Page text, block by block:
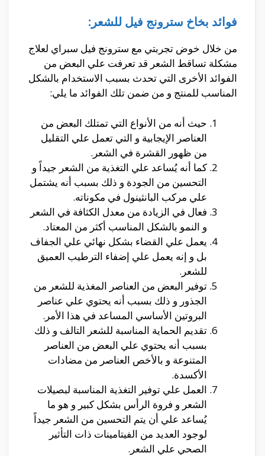
فوائد بخاخ سترونج فيل للشعر:
من خلال خوض تجربتي مع سترونج فيل سبراي لعلاج
مشكلة تساقط الشعر قد تعرفت علي البعض من
الفوائد الأخرى التي تحدث بسبب الاستخدام بالشكل
المناسب للمنتج و من ضمن تلك الفوائد ما يلي:
حيث أنه من الأنواع التي تمتلك البعض من
العناصر الإيجابية و التي تعمل علي التقليل
من ظهور القشرة في الشعر.
كما أنه يُساعد علي التغذية من الشعر جيداً و
التحسين من الجودة و ذلك بسبب أنه يشتمل
علي مركب البانثينول في مكوناته.
فعال في الزيادة من معدل الكثافة في الشعر
و النمو بالشكل المناسب أكثر من المعتاد.
يعمل علي القضاء بشكل نهائي علي الجفاف
بل و إنه يعمل علي إضفاء الترطيب العميق
للشعر.
توفير البعض من العناصر المغذية للشعر من
الجذور و ذلك بسبب أنه يحتوي علي عناصر
البروتين الأساسي المساعد في هذا الأمر.
تقديم الحماية المناسبة للشعر التالف و ذلك
بسبب أنه يحتوي علي البعض من العناصر
المتنوعة و بالأخص العناصر من مضادات
الأكسدة.
العمل علي توفير التغذية المناسبة لبصيلات
الشعر و فروة الرأس بشكل كبير و هو ما
يُساعد علي أن يتم التحسين من الشعر جيداً
لوجود العديد من الفيتامينات ذات التأثير
الصحي علي الشعر.